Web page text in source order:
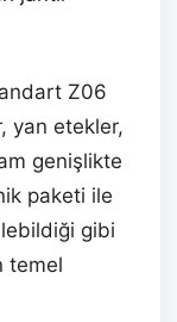
Z06
yan etekler,
genişlikte
paketi ile
gibi
temel